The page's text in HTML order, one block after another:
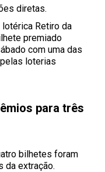
diretas.
lotérica Retiro da
premiado
com uma das
loterias
para três
bilhetes foram
da extração.